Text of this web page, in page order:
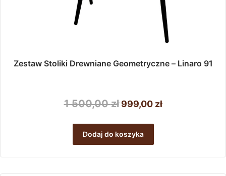
Zestaw Stoliki Drewniane Geometryczne – Linaro 91
1 500,00zł Pierwotna
wynosiła:
1
500,00 zł.
999,00 złAktualna
Dodaj do koszyka